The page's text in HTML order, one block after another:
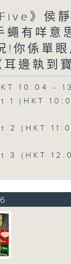
》侯
蠅有咩意
!你係單眼
邊執到寶
10:04 -
1 (HKT
2 (HKT
3 (HKT